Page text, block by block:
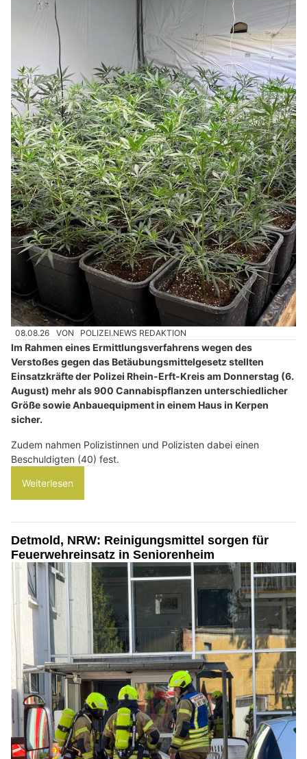
08.08.26 VON POLIZEI.NEWS REDAKTION
Im Rahmen eines Ermittlungsverfahrens wegen des
Verstoßes gegen das Betäubungsmittelgesetz stellten
Einsatzkräfte der Polizei Rhein-Erft-Kreis am Donnerstag (6.
August) mehr als 900 Cannabispflanzen unterschiedlicher
Größe sowie Anbauequipment in einem Haus in Kerpen
sicher.
Zudem nahmen Polizistinnen und Polizisten dabei einen
Beschuldigten (40) fest.
Weiterlesen
Detmold, NRW: Reinigungsmittel sorgen für
Feuerwehreinsatz in Seniorenheim